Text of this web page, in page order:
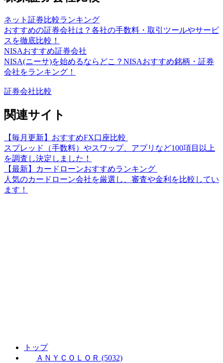
ネット証券比較ランキング
おすすめの証券会社は？各社の手数料・取引ツールやサービ
スを徹底比較！
NISAおすすめ証券会社
NISA(ニーサ)を始めるならどこ？NISAおすすめ銘柄・証券
会社をランキング！
証券会社比較
関連サイト
【毎月更新】おすすめFX口座比較
スプレッド（手数料）やスワップ、アプリなど100項目以上
を調査し決定しました！
【最新】カードローンおすすめランキング
人気のカードローン会社を厳選し、審査や金利を比較してい
ます！
トップ
ＡＮＹＣＯＬＯＲ (5032)